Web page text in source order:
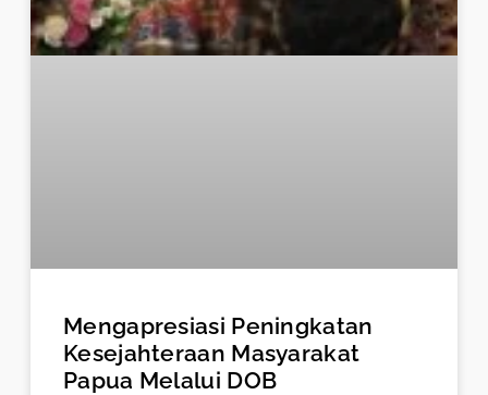
Mengapresiasi Peningkatan
Kesejahteraan Masyarakat
Papua Melalui DOB